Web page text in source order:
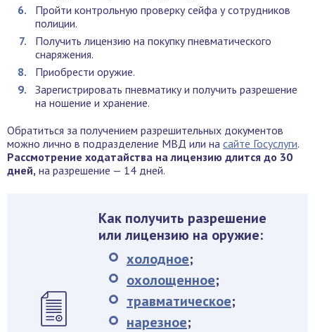
Пройти контрольную проверку сейфа у сотрудников
полиции.
Получить лицензию на покупку пневматического
снаряжения.
Приобрести оружие.
Зарегистрировать пневматику и получить разрешение
на ношение и хранение.
Обратиться за получением разрешительных документов
можно лично в подразделение МВД или на сайте Госуслуги.
Рассмотрение ходатайства на лицензию длится до 30
дней, на разрешение — 14 дней.
Как получить разрешение
или лицензию на оружие:
холодное;
охолощенное;
травматическое;
нарезное;